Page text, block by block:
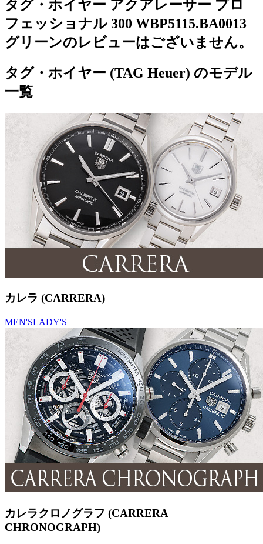
タグ・ホイヤー アクアレーサー プロ
フェッショナル 300 WBP5115.BA0013
グリーンのレビューはございません。
タグ・ホイヤー (TAG Heuer) のモデル
一覧
カレラ (CARRERA)
MEN'SLADY'S
カレラクロノグラフ (CARRERA
CHRONOGRAPH)